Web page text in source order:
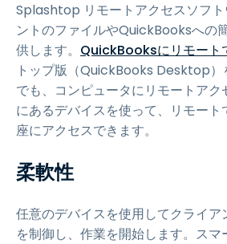
Splashtop リモートアクセスソフ
ントのファイルやQuickBooksへの
供します。 QuickBooksにリモート
トップ版（QuickBooks Desktop）
でも、コンピュータにリモートアク
にあるデバイスを使って、リモー
座にアクセスできます。
柔軟性
任意のデバイスを使用してクライア
を制御し、作業を開始します。スマ